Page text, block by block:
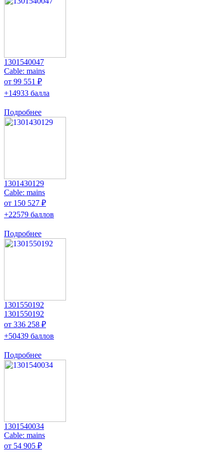
1301540047
Cable: mains
от 99 551 ₽
+14933 балла
Подробнее
1301430129
Cable: mains
от 150 527 ₽
+22579 баллов
Подробнее
1301550192
1301550192
от 336 258 ₽
+50439 баллов
Подробнее
1301540034
Cable: mains
от 54 905 ₽